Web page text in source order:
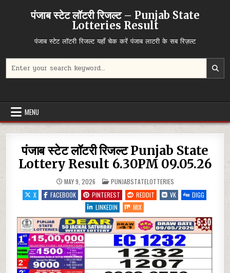
पंजाब स्टेट लॉटरी रिजल्ट – Punjab State
Lotteries Result
पंजाब स्टेट लॉटरी रिजल्ट यहाँ चेक करें पंजाब लाटरी के सब रिज़ल्ट
for:
MENU
पंजाब स्टेट लॉटरी रिजल्ट Punjab State
Lottery Result 6.30PM 09.05.26
MAY 9, 2026 POSTED
IN
PUNJABSTATELOTTERIES
X
FACEBOOK PINTEREST REDDIT VK
DIGG
LINKEDIN
MIX